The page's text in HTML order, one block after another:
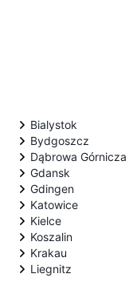
Bialystok
Bydgoszcz
Dąbrowa Górnicza
Gdansk
Gdingen
Katowice
Kielce
Koszalin
Krakau
Liegnitz